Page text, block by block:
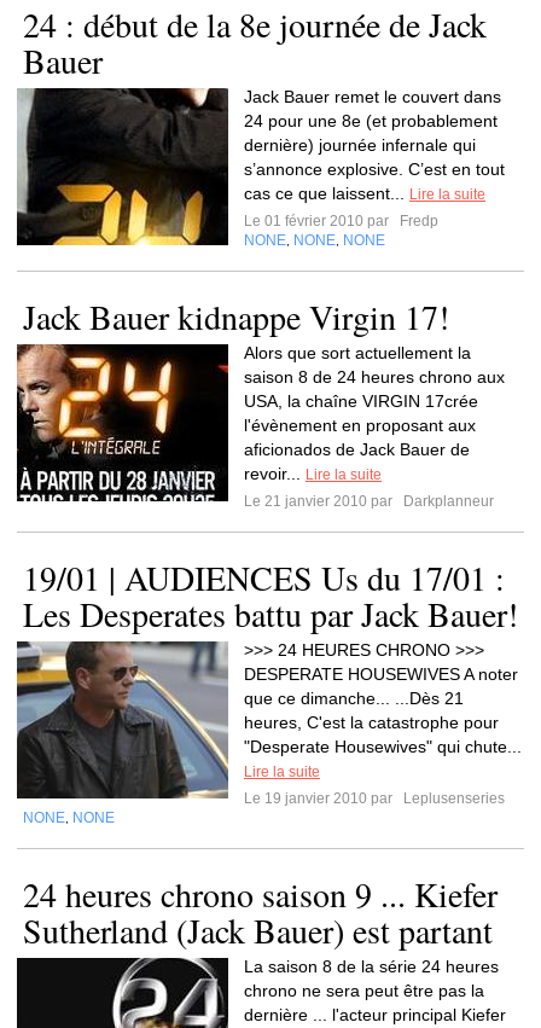
24 : début de la 8e journée de Jack
Bauer
Jack Bauer remet le couvert dans
24 pour une 8e (et probablement
dernière) journée infernale qui
s’annonce explosive. C’est en tout
cas ce que laissent...
Lire la suite
Le 01 février 2010 par
Fredp
NONE NONE NONE
Jack Bauer kidnappe Virgin 17!
Alors que sort actuellement la
saison 8 de 24 heures chrono aux
USA, la chaîne VIRGIN 17crée
l'évènement en proposant aux
aficionados de Jack Bauer de
revoir...
Lire la suite
Le 21 janvier 2010 par
Darkplanneur
19/01 | AUDIENCES Us du 17/01 :
Les Desperates battu par Jack Bauer!
>>> 24 HEURES CHRONO >>>
DESPERATE HOUSEWIVES A noter
que ce dimanche... ...Dès 21
heures, C'est la catastrophe pour
"Desperate Housewives" qui chute...
Lire la suite
Le 19 janvier 2010 par
Leplusenseries
NONE NONE
24 heures chrono saison 9 ... Kiefer
Sutherland (Jack Bauer) est partant
La saison 8 de la série 24 heures
chrono ne sera peut être pas la
dernière ... l'acteur principal Kiefer